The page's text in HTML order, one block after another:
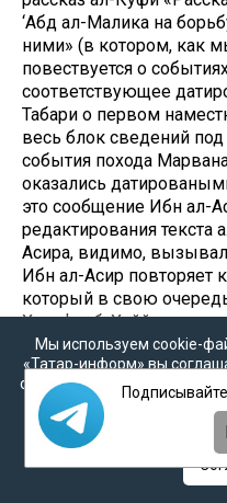
‘Абд ал-Малика на
ними» (в котором, как
повествуется о
соответствующее
Табари о первом
весь блок сведений под
события похода
оказались
это сообщение Ибн ал-
редактирования
Асира, видимо,
Ибн ал-Асир повторяет
который в свою
Халифы б. Хаййата.
Материал
Источник:
Следите за самым
Мы используем cookie-
«Татар-информ» вы
cookie в соответствии с
наобработку
персональных данных